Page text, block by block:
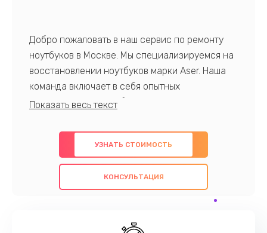
Добро пожаловать в наш сервис по ремонту
ноутбуков в Москве. Мы специализируемся на
восстановлении ноутбуков марки Aser. Наша
команда включает в себя опытных
профессионалов с обширными знаниями и
предлагаем быстрый и качественный ремонт с
использованием оригинальных компонентов, а
также гарантируем качество всех
проведенных работ. Наша цель - предоставить
наилучшим образом. Не медлите записаться на
УЗНАТЬ СТОИМОСТЬ
КОНСУЛЬТАЦИЯ